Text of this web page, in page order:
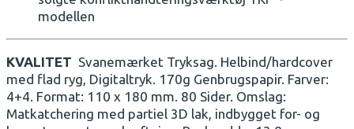
modellen
KVALITET Svanemærket Tryksag. Helbind/hardcover
med flad ryg, Digitaltryk. 170g Genbrugspapir. Farver:
4+4. Format: 110 x 180 mm. 80 Sider. Omslag:
Matkatchering med partiel 3D lak, indbygget for- og